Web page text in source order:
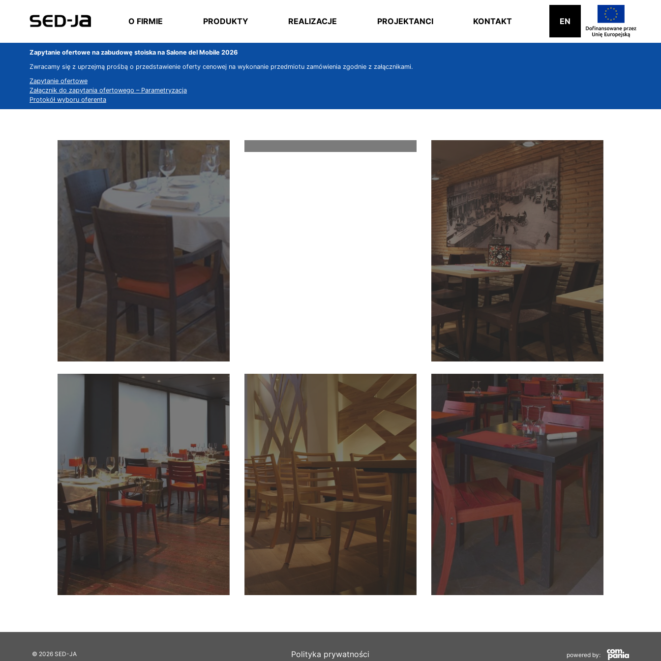
O FIRMIE PRODUKTY REALIZACJE PROJEKTANCI KONTAKT EN
Zapytanie ofertowe na zabudowę stoiska na Salone del Mobile 2026
Zwracamy się z uprzejmą prośbą o przedstawienie oferty cenowej na wykonanie przedmiotu zamówienia zgodnie z załącznikami.
Zapytanie ofertowe
Załącznik do zapytania ofertowego – Parametryzacja
Protokół wyboru oferenta
© 2026 SED-JA Polityka prywatności powered by: